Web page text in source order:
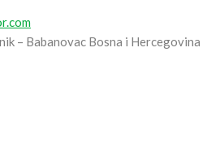
– Babanovac Bosna i Hercegovina